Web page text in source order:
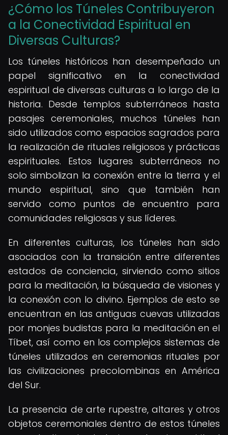
¿Cómo los Túneles Contribuyeron
a la Conectividad Espiritual en
Diversas Culturas?
Los túneles históricos han desempeñado un
papel significativo en la conectividad
espiritual de diversas culturas a lo largo de la
historia. Desde templos subterráneos hasta
pasajes ceremoniales, muchos túneles han
sido utilizados como espacios sagrados para
la realización de rituales religiosos y prácticas
espirituales. Estos lugares subterráneos no
solo simbolizan la conexión entre la tierra y el
mundo espiritual, sino que también han
servido como puntos de encuentro para
comunidades religiosas y sus líderes.
En diferentes culturas, los túneles han sido
asociados con la transición entre diferentes
estados de conciencia, sirviendo como sitios
para la meditación, la búsqueda de visiones y
la conexión con lo divino. Ejemplos de esto se
encuentran en las antiguas cuevas utilizadas
por monjes budistas para la meditación en el
Tíbet, así como en los complejos sistemas de
túneles utilizados en ceremonias rituales por
las civilizaciones precolombinas en América
del Sur.
La presencia de arte rupestre, altares y otros
objetos ceremoniales dentro de estos túneles